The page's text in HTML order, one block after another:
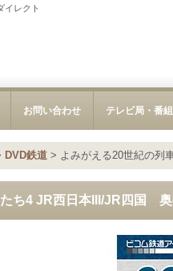
イレクト
お問い合わせ テレビ局・番
DVD鉄道 > よみがえる20世紀の
たち4 JR西日本III/JR四国